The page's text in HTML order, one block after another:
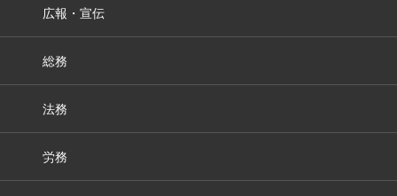
広報・宣伝
総務
法務
労務